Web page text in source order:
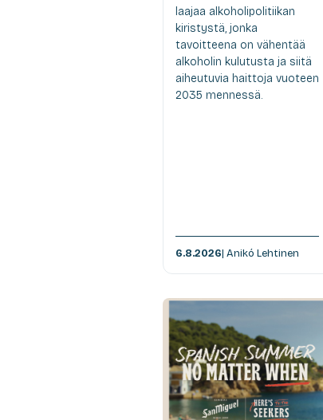
laajaa alkoholipolitiikan
kiristystä, jonka
tavoitteena on vähentää
alkoholin kulutusta ja siitä
aiheutuvia haittoja vuoteen
2035 mennessä.
6.8.2026| Anikó Lehtinen